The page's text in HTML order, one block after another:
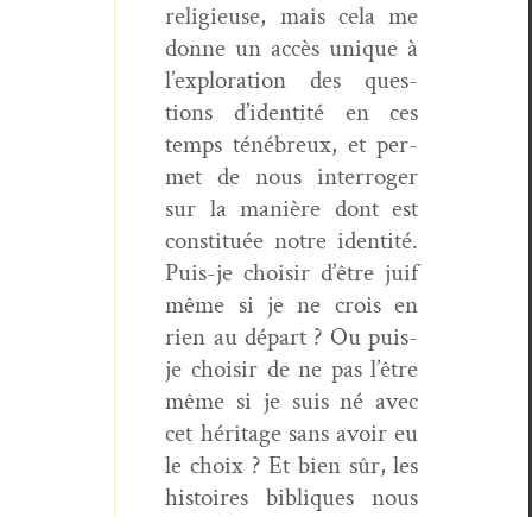
religieuse, mais cela me
donne un accès unique à
l’ex­plo­ration des ques­
tions d’i­den­tité en ces
temps ténébreux, et per­
met de nous inter­roger
sur la manière dont est
con­sti­tuée notre iden­tité.
Puis-je choisir d’être juif
même si je ne crois en
rien au départ ? Ou puis-
je choisir de ne pas l’être
même si je suis né avec
cet héritage sans avoir eu
le choix ? Et bien sûr, les
his­toires bibliques nous